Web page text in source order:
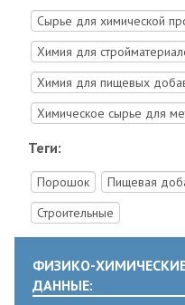
Сырье для химической
Химия для
Химия для пищевых
Химическое сырье для
Теги:
Порошок Пищевая
Строительные
ФИЗИКО-
ДАННЫЕ: